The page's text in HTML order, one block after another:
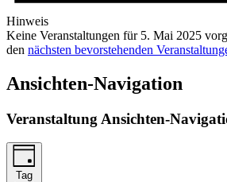
Hinweis
Keine Veranstaltungen für 5. Mai 2025
den nächsten bevorstehenden
Ansichten-Navigation
Veranstaltung Ansichten-
Tag